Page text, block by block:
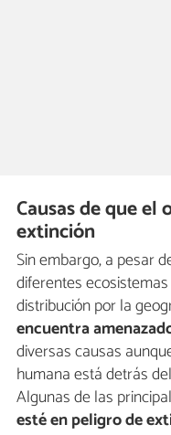
Causas de que
extinción
Sin embargo, a pesar
diferentes
distribución por la
encuentra
diversas causas
humana está detrás
Algunas de las
esté en peligro de